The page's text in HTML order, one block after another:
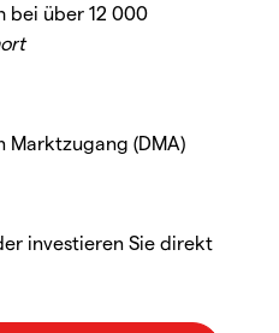
bei über 12 000
Marktzugang (DMA)
investieren Sie direkt